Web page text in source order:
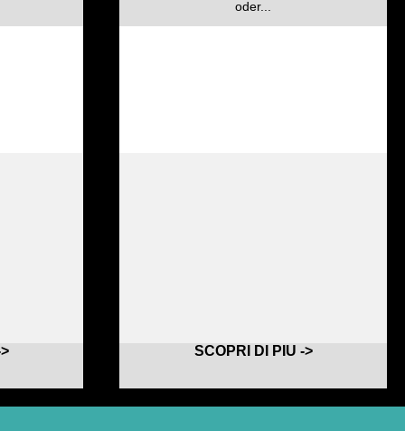
oder...
SCOPRI DI PIU ->